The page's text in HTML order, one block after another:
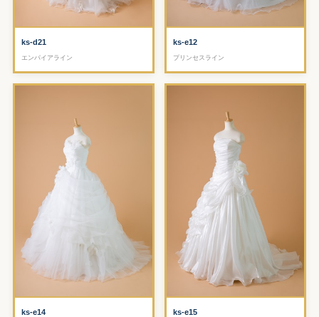
ks-d21
エンパイアライン
ks-e12
プリンセスライン
ks-e14 ks-e15